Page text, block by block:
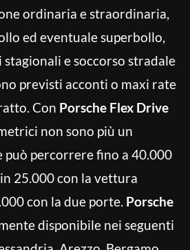
ordinaria e straordinaria,
ed eventuale superbollo,
e soccorso stradale
previsti acconti o maxi rate
Con Porsche Flex Drive
non sono più un
può percorrere fino a 40.000
25.000 con la vettura
con la due porte. Porsche
disponibile nei seguenti